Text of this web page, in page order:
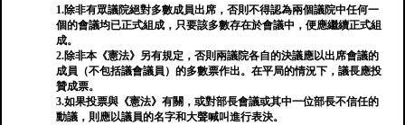
1.除非有眾議院絕對多數成員出席，否則不得認為兩個議院中任何一
個的會議均已正式組成，只要該多數存在於會議中，便應繼續正式組
成。
2.除非本《憲法》另有規定，否則兩議院各自的決議應以出席會議的
成員（不包括議會議員）的多數票作出。在平局的情況下，議長應投
贊成票。
3.如果投票與《憲法》有關，或對部長會議或其中一位部長不信任的
動議，則應以議員的名字和大聲喊叫進行表決。